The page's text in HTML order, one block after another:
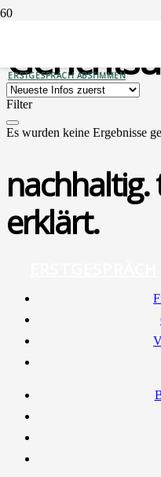
ERSTGESPRÄCH ABSTIMMEN
Filter
Es wurden keine Ergebnisse
erklärt.